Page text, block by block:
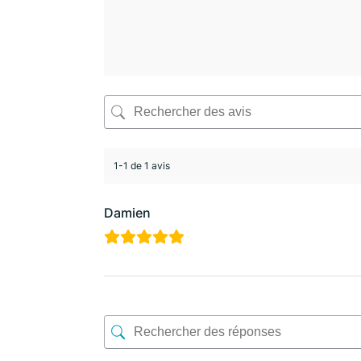
1-1 de 1 avis
Damien